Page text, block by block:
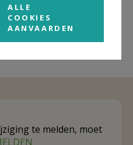
te melden, moet
ALLE
COOKIES
AANVAARDEN